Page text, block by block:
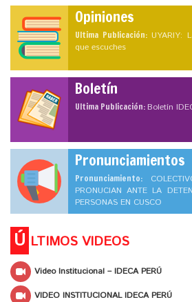
Opiniones
Ultima Publicación: UYARIY:
que escuches
Boletín
Ultima Publicación:Boletín
Pronunciamientos
Pronunciamiento:
PRONUCIAN ANTE LA
PERSONAS EN CUSCO
Ú LTIMOS VIDEOS
Video Institucional – IDECA PERÚ
VIDEO INSTITUCIONAL IDECA PERÚ